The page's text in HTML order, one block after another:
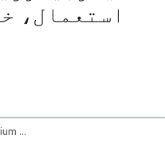
استعمال،
Aminobenzoate Potassium Oral Route